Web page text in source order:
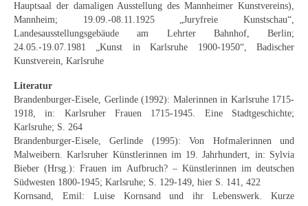
Hauptsaal der damaligen Ausstellung des Mannheimer Kunstvereins),
Mannheim; 19.09.-08.11.1925 „Juryfreie Kunstschau“,
Landesausstellungsgebäude am Lehrter Bahnhof, Berlin;
24.05.-19.07.1981 „Kunst in Karlsruhe 1900-1950“, Badischer
Kunstverein, Karlsruhe
Literatur
Brandenburger-Eisele, Gerlinde (1992): Malerinnen in Karlsruhe 1715-
1918, in: Karlsruher Frauen 1715-1945. Eine Stadtgeschichte;
Karlsruhe; S. 264
Brandenburger-Eisele, Gerlinde (1995): Von Hofmalerinnen und
Malweibern. Karlsruher Künstlerinnen im 19. Jahrhundert, in: Sylvia
Bieber (Hrsg.): Frauen im Aufbruch? – Künstlerinnen im deutschen
Südwesten 1800-1945; Karlsruhe; S. 129-149, hier S. 141, 422
Kornsand, Emil: Luise Kornsand und ihr Lebenswerk. Kurze